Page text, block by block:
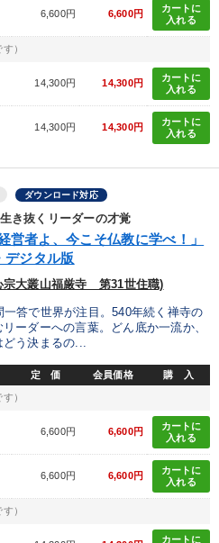
6,600円 6,600円
カートに
入れる
）
14,300円 14,300円
カートに
入れる
14,300円 14,300円
カートに
入れる
ダウンロード対応
き抜くリーダーの才覚
営者よ、今こそ仏教に学べ！」
デジタル版
宗大叢山福厳寺 第31世住職)
答で世界が注目。540年続く禅寺の
ーダーへの言葉。どん底か一流か、
どう決まるの...
定 価 会員価格 購 入
）
6,600円 6,600円
カートに
入れる
6,600円 6,600円
カートに
入れる
）
カートに